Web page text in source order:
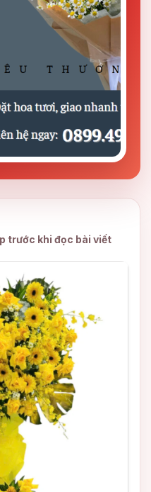
trước khi đọc bài viết